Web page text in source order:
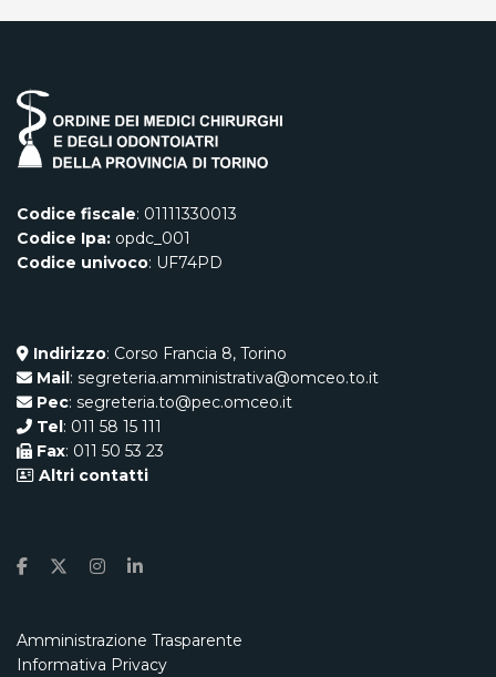
Codice fiscale: 01111330013
Codice Ipa: opdc_001
Codice univoco: UF74PD
Indirizzo: Corso Francia 8, Torino
Mail: segreteria.amministrativa@omceo.to.it
Pec: segreteria.to@pec.omceo.it
Tel: 011 58 15 111
Fax: 011 50 53 23
Altri contatti
Amministrazione Trasparente
Informativa Privacy